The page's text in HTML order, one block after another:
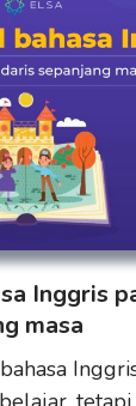
Inggris
masa